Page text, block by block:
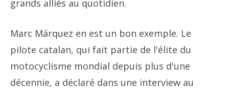
grands alliés au quotidien.
Marc Márquez en est un bon exemple. Le
pilote catalan, qui fait partie de l'élite du
motocyclisme mondial depuis plus d'une
décennie, a déclaré dans une interview au